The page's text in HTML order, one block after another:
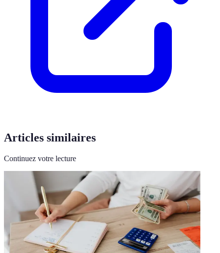
Articles similaires
Continuez votre lecture